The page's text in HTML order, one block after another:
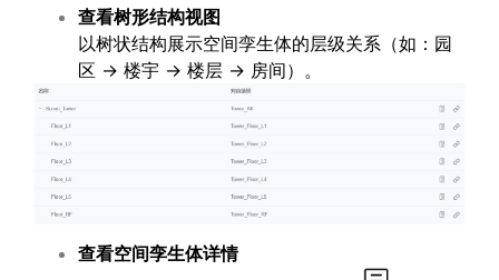
查看树形结构视图
以树状结构展示空间孪生体的层级关系（如：园
区 → 楼宇 → 楼层 → 房间）。
查看空间孪生体详情